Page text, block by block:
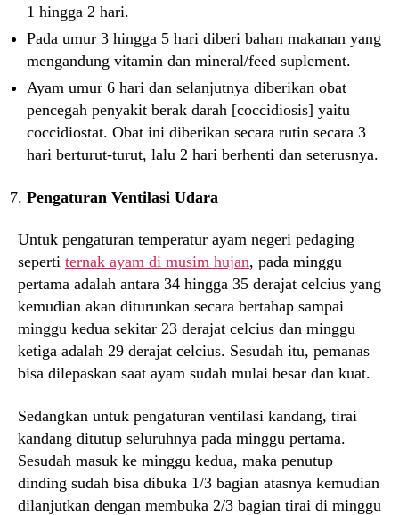
1 hingga 2 hari.
Pada umur 3 hingga 5 hari diberi bahan makanan yang
mengandung vitamin dan mineral/feed suplement.
Ayam umur 6 hari dan selanjutnya diberikan obat
pencegah penyakit berak darah [coccidiosis] yaitu
coccidiostat. Obat ini diberikan secara rutin secara 3
hari berturut-turut, lalu 2 hari berhenti dan seterusnya.
Pengaturan Ventilasi Udara
Untuk pengaturan temperatur ayam negeri pedaging
seperti ternak ayam di musim hujan, pada minggu
pertama adalah antara 34 hingga 35 derajat celcius yang
kemudian akan diturunkan secara bertahap sampai
minggu kedua sekitar 23 derajat celcius dan minggu
ketiga adalah 29 derajat celcius. Sesudah itu, pemanas
bisa dilepaskan saat ayam sudah mulai besar dan kuat.
Sedangkan untuk pengaturan ventilasi kandang, tirai
kandang ditutup seluruhnya pada minggu pertama.
Sesudah masuk ke minggu kedua, maka penutup
dinding sudah bisa dibuka 1/3 bagian atasnya kemudian
dilanjutkan dengan membuka 2/3 bagian tirai di minggu